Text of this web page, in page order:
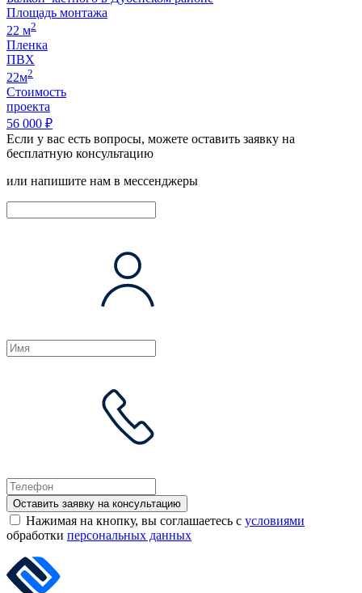
Площадь монтажа
22 м2
Пленка
ПВХ
22м2
Стоимость
проекта
56 000 ₽
Если у вас есть вопросы, можете оставить заявку на
бесплатную консультацию
или напишите нам в мессенджеры
Оставить заявку на консультацию
Нажимая на кнопку, вы соглашаетесь с условиями
обработки персональных данных